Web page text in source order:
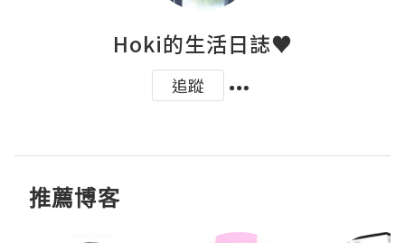
Hoki的生活日誌♥
追蹤
推薦博客